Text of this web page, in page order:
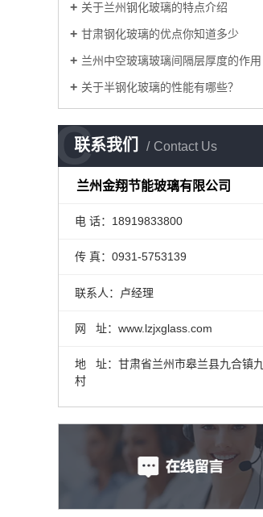
关于兰州钢化玻璃的特点介绍
甘肃钢化玻璃的优点你知道多少
兰州中空玻璃玻璃间隔层厚度的作用
关于半钢化玻璃的性能有哪些？
联系我们 Contact Us
C
兰州金翔节能玻璃有限公司
电 话：18919833800
传 真：0931-5753139
联系人：卢经理
网 址：www.lzjxglass.com
地 址：甘肃省兰州市皋兰县九合镇
村